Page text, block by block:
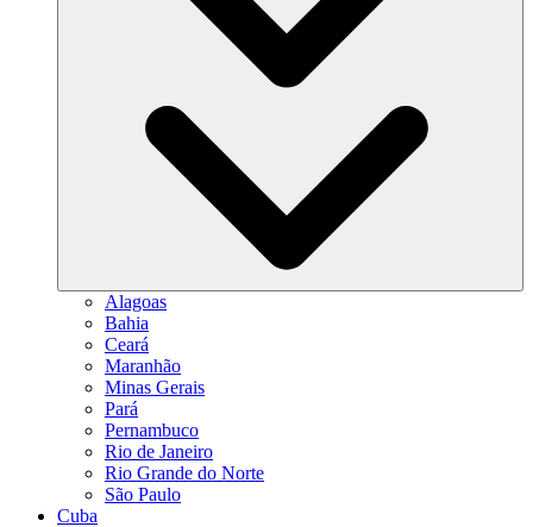
Alagoas
Bahia
Ceará
Maranhão
Minas Gerais
Pará
Pernambuco
Rio de Janeiro
Rio Grande do Norte
São Paulo
Cuba